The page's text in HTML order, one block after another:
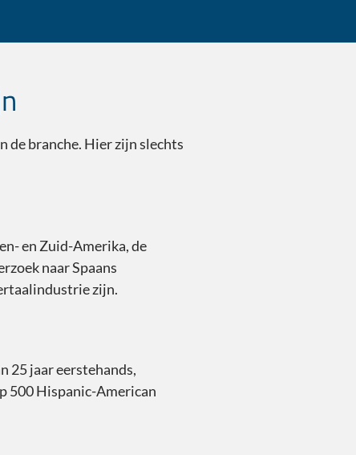
de branche. Hier zijn slechts
en Zuid-Amerika, de
naar Spaans
zijn.
25 jaar eerstehands,
500 Hispanic-American